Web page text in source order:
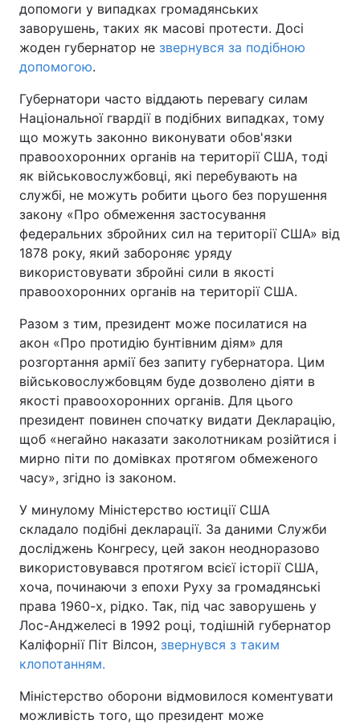
допомоги у випадках громадянських
заворушень, таких як масові протести. Досі
жоден губернатор не звернувся за подібною
допомогою.
Губернатори часто віддають перевагу силам
Національної гвардії в подібних випадках, тому
що можуть законно виконувати обов'язки
правоохоронних органів на території США, тоді
як військовослужбовці, які перебувають на
службі, не можуть робити цього без порушення
закону «Про обмеження застосування
федеральних збройних сил на території США» від
1878 року, який забороняє уряду
використовувати збройні сили в якості
правоохоронних органів на території США.
Разом з тим, президент може посилатися на
акон «Про протидію бунтівним діям» для
розгортання армії без запиту губернатора. Цим
військовослужбовцям буде дозволено діяти в
якості правоохоронних органів. Для цього
президент повинен спочатку видати Декларацію,
щоб «негайно наказати заколотникам розійтися і
мирно піти по домівках протягом обмеженого
часу», згідно із законом.
У минулому Міністерство юстиції США
складало подібні декларації. За даними Служби
досліджень Конгресу, цей закон неодноразово
використовувався протягом всієї історії США,
хоча, починаючи з епохи Руху за громадянські
права 1960-х, рідко. Так, під час заворушень у
Лос-Анджелесі в 1992 році, тодішній губернатор
Каліфорнії Піт Вілсон, звернувся з таким
клопотанням.
Міністерство оборони відмовилося коментувати
можливість того, що президент може